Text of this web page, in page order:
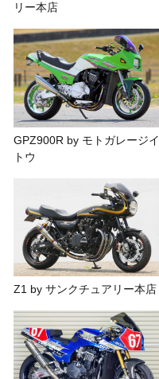
リー本店
GPZ900R by モトガレージイ
トウ
Z1 by サンクチュアリー本店